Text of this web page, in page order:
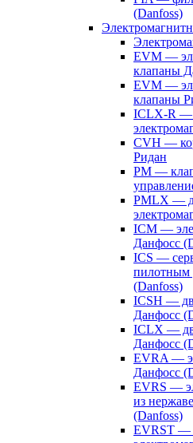
(Danfoss)
EVM —
клапаны
EVM —
клапаны
ICLX-R —
CVH —
Ридан
PM —
PMLX —
ICM —
Данфосс
ICS —
пилотным
(Danfoss)
ICSH —
Данфосс
ICLX —
Данфосс
EVRA —
Данфосс
EVRS —
из
(Danfoss)
EVRST —